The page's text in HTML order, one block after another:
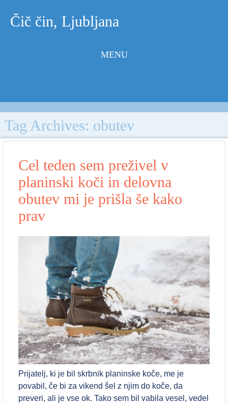
Čič čin, Ljubljana
MENU
Tag Archives: obutev
Cel teden sem preživel v
planinski koči in delovna
obutev mi je prišla še kako
prav
Prijatelj, ki je bil skrbnik planinske koče, me je
povabil, če bi za vikend šel z njim do koče, da
preveri, ali je vse ok. Tako sem bil vabila vesel, vedel